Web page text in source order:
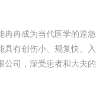
冉冉成为当代医学的遑急
具有创伤小、规复快、入
公司，深受患者和大夫的